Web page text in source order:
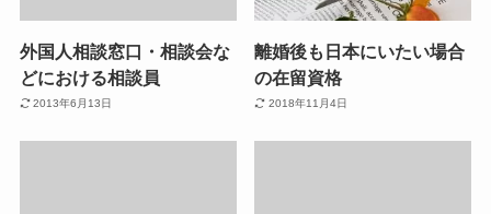
外国人相談窓口・相談会な
どにおける相談員
2013年6月13日
離婚後も日本にいたい場合
の在留資格
2018年11月4日